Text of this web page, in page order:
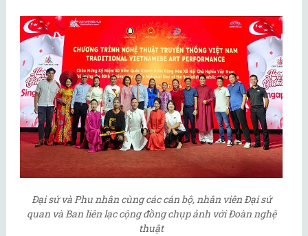
Đại sứ và Phu nhân cùng các cán bộ, nhân viên Đại sứ
quan và Ban liên lạc cộng đồng chụp ảnh với Đoàn nghệ
thuật